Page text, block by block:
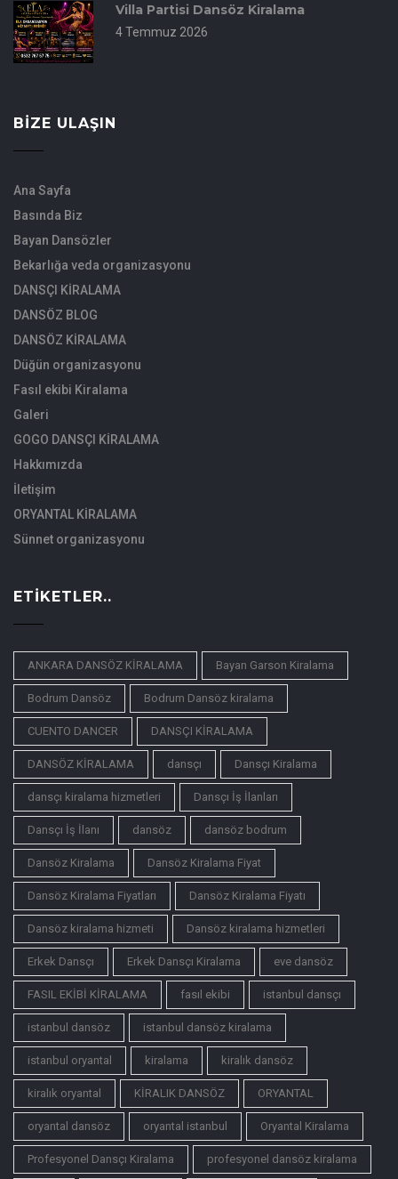
Villa Partisi Dansöz Kiralama
4 Temmuz 2026
BIZE ULAŞIN
Ana Sayfa
Basında Biz
Bayan Dansözler
Bekarlığa veda organizasyonu
DANSÇI KİRALAMA
DANSÖZ BLOG
DANSÖZ KİRALAMA
Düğün organizasyonu
Fasıl ekibi Kiralama
Galeri
GOGO DANSÇI KİRALAMA
Hakkımızda
İletişim
ORYANTAL KİRALAMA
Sünnet organizasyonu
ETIKETLER..
ANKARA DANSÖZ KİRALAMA Bayan Garson Kiralama
Bodrum Dansöz Bodrum Dansöz kiralama
CUENTO DANCER DANSÇI KİRALAMA
DANSÖZ KİRALAMA dansçı Dansçı Kiralama
dansçı kiralama hizmetleri Dansçı İş İlanları
Dansçı İş İlanı dansöz dansöz bodrum
Dansöz Kiralama Dansöz Kiralama Fiyat
Dansöz Kiralama Fiyatları Dansöz Kiralama Fiyatı
Dansöz kiralama hizmeti Dansöz kiralama hizmetleri
Erkek Dansçı Erkek Dansçı Kiralama eve dansöz
FASIL EKİBİ KİRALAMA fasıl ekibi istanbul dansçı
istanbul dansöz istanbul dansöz kiralama
istanbul oryantal kiralama kiralık dansöz
kiralık oryantal KİRALIK DANSÖZ ORYANTAL
oryantal dansöz oryantal istanbul Oryantal Kiralama
Profesyonel Dansçı Kiralama profesyonel dansöz kiralama